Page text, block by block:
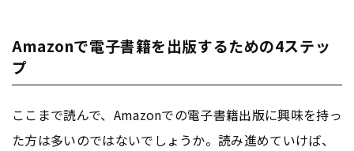
Amazonで電子書籍を出版するための4ステッ
プ
ここまで読んで、Amazonでの電子書籍出版に興味を持っ
た方は多いのではないでしょうか。読み進めていけば、